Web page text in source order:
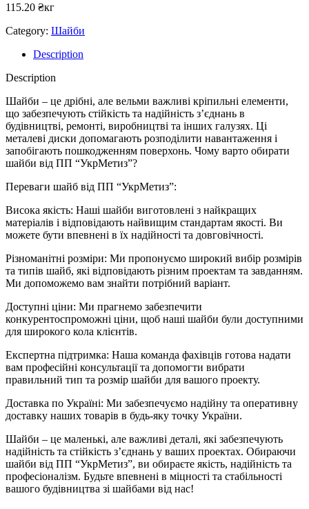
115.20 ₴кг
Category: Шайби
Description
Description
Шайби – це дрібні, але вельми важливі кріпильні елементи,
що забезпечують стійкість та надійність з’єднань в
будівництві, ремонті, виробництві та інших галузях. Ці
металеві диски допомагають розподілити навантаження і
запобігають пошкодженням поверхонь. Чому варто обирати
шайби від ПП “УкрМетиз”?
Переваги шайб від ПП “УкрМетиз”:
Висока якість: Наші шайби виготовлені з найкращих
матеріалів і відповідають найвищим стандартам якості. Ви
можете бути впевнені в їх надійності та довговічності.
Різноманітні розміри: Ми пропонуємо широкий вибір розмірів
та типів шайб, які відповідають різним проектам та завданням.
Ми допоможемо вам знайти потрібний варіант.
Доступні ціни: Ми прагнемо забезпечити
конкурентоспроможні ціни, щоб наші шайби були доступними
для широкого кола клієнтів.
Експертна підтримка: Наша команда фахівців готова надати
вам професійні консультації та допомогти вибрати
правильний тип та розмір шайби для вашого проекту.
Доставка по Україні: Ми забезпечуємо надійну та оперативну
доставку наших товарів в будь-яку точку України.
Шайби – це маленькі, але важливі деталі, які забезпечують
надійність та стійкість з’єднань у ваших проектах. Обираючи
шайби від ПП “УкрМетиз”, ви обираєте якість, надійність та
професіоналізм. Будьте впевнені в міцності та стабільності
вашого будівництва зі шайбами від нас!